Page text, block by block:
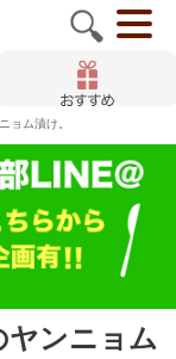
ョム漬け。
ヤンニョム